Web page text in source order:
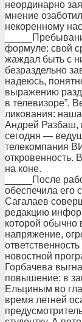
неординарно
мнение
некоренному
формуле: свой
жаждал быть с
безраздельно
надеюсь,
выражению
в телевизоре”.
ликования:
Андрей Разбаш,
сегодня —
телекомпания
откровенность.
на коне.
_____После
обеспечила его
Сагалаев
редакцию
которой
напряжение,
новостной
Горбачева
повышение: в
Ельциным во
время летней